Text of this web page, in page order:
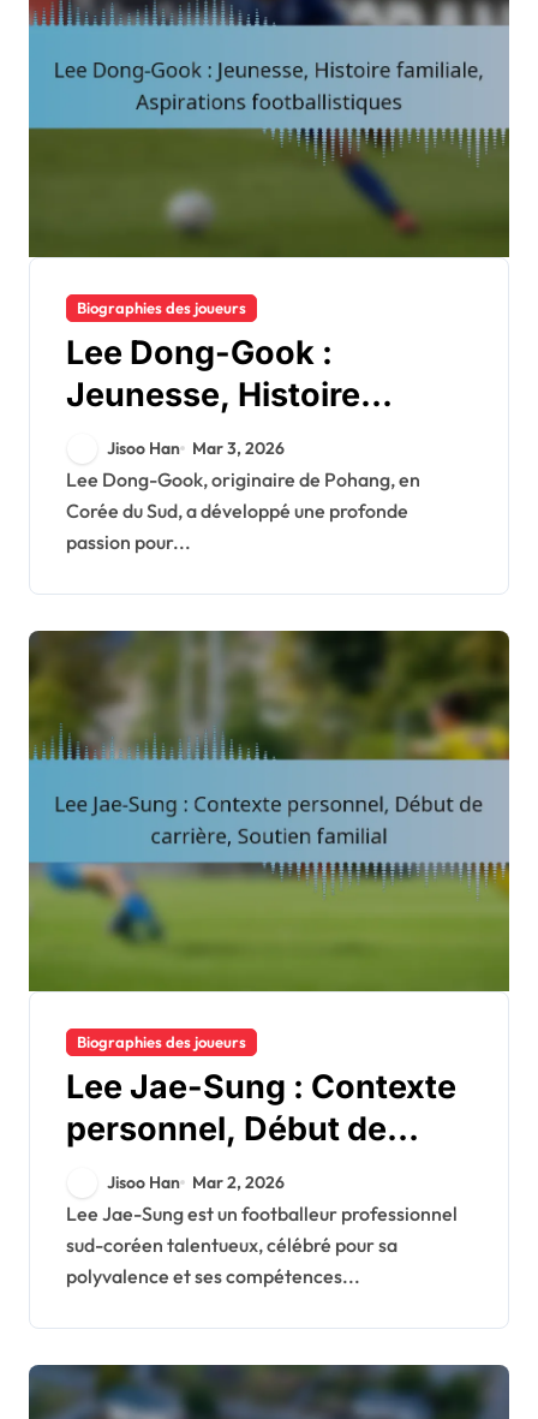
Biographies des joueurs
Lee Dong-Gook :
Jeunesse, Histoire
familiale, Aspirations
footballistiques
Jisoo Han Mar 3, 2026
Lee Dong-Gook, originaire de Pohang, en
Corée du Sud, a développé une profonde
passion pour...
Biographies des joueurs
Lee Jae-Sung : Contexte
personnel, Début de
carrière, Soutien familial
Jisoo Han Mar 2, 2026
Lee Jae-Sung est un footballeur professionnel
sud-coréen talentueux, célébré pour sa
polyvalence et ses compétences...